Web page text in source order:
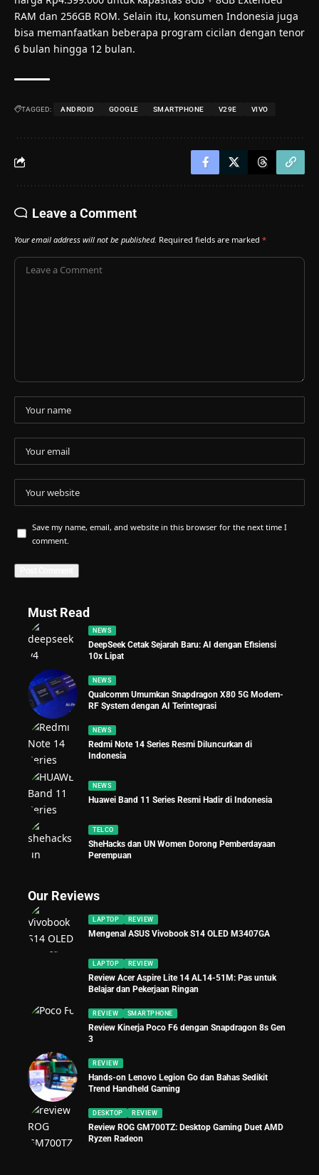
RAM dan 256GB ROM. Selain itu, konsumen Indonesia juga
bisa memanfaatkan beberapa program cicilan dengan tenor
6 bulan hingga 12 bulan.
TAGGED: ANDROID GOOGLE SMARTPHONE V29E VIVO
Leave a Comment
Your email address will not be published. Required fields are marked *
Save my name, email, and website in this browser for the next time I
comment.
Must Read
NEWS
DeepSeek Cetak Sejarah Baru: AI dengan Efisiensi
10x Lipat
NEWS
Qualcomm Umumkan Snapdragon X80 5G Modem-
RF System dengan AI Terintegrasi
NEWS
Redmi Note 14 Series Resmi Diluncurkan di
Indonesia
NEWS
Huawei Band 11 Series Resmi Hadir di Indonesia
TELCO
SheHacks dan UN Women Dorong Pemberdayaan
Perempuan
Our Reviews
LAPTOP REVIEW
Mengenal ASUS Vivobook S14 OLED M3407GA
LAPTOP REVIEW
Review Acer Aspire Lite 14 AL14-51M: Pas untuk
Belajar dan Pekerjaan Ringan
REVIEW SMARTPHONE
Review Kinerja Poco F6 dengan Snapdragon 8s Gen
3
REVIEW
Hands-on Lenovo Legion Go dan Bahas Sedikit
Trend Handheld Gaming
DESKTOP REVIEW
Review ROG GM700TZ: Desktop Gaming Duet AMD
Ryzen Radeon